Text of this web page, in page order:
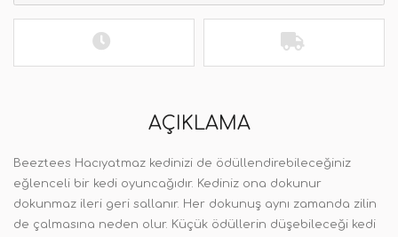
AÇIKLAMA
Beeztees Hacıyatmaz kedinizi de ödüllendirebileceğiniz
eğlenceli bir kedi oyuncağıdır. Kediniz ona dokunur
dokunmaz ileri geri sallanır. Her dokunuş aynı zamanda zilin
de çalmasına neden olur. Küçük ödüllerin düşebileceği kedi